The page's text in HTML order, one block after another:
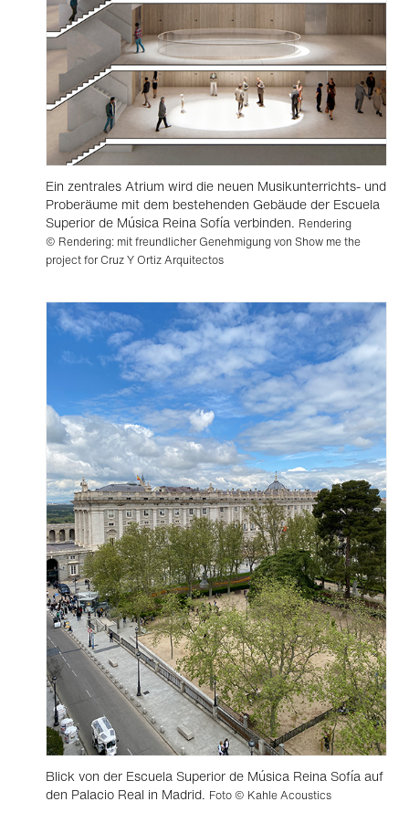
Ein zentrales Atrium wird die neuen Musikunterrichts- und
Proberäume mit dem bestehenden Gebäude der Escuela
Superior de Música Reina Sofía verbinden. Rendering
© Rendering: mit freundlicher Genehmigung von Show me the
project for Cruz Y Ortiz Arquitectos
Blick von der Escuela Superior de Música Reina Sofía auf
den Palacio Real in Madrid. Foto © Kahle Acoustics